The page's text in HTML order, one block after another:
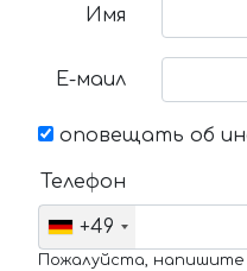
Имя
Е-маил
оповещать об
Телефон
+49
Пожалуйста,